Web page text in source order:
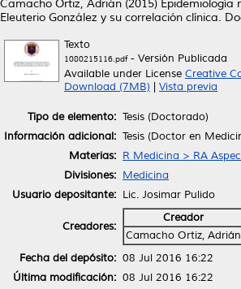
Camacho Ortiz, Adrián (2015) Epidemiología
Eleuterio González y su correlación clínica.
Texto
1080215116.pdf- Versión Publicada
Available under License Creative
Download (7MB)
Vista previa
Tipo de elemento: Tesis (Doctorado)
Información adicional: Tesis (Doctor en
Materias: R Medicina > RA
Divisiones: Medicina
Usuario depositante: Lic. Josimar Pulido
Creadores:
Creador
Camacho Ortiz, Adrián
Fecha del depósito: 08 Jul 2016 16:22
Última modificación: 08 Jul 2016 16:22